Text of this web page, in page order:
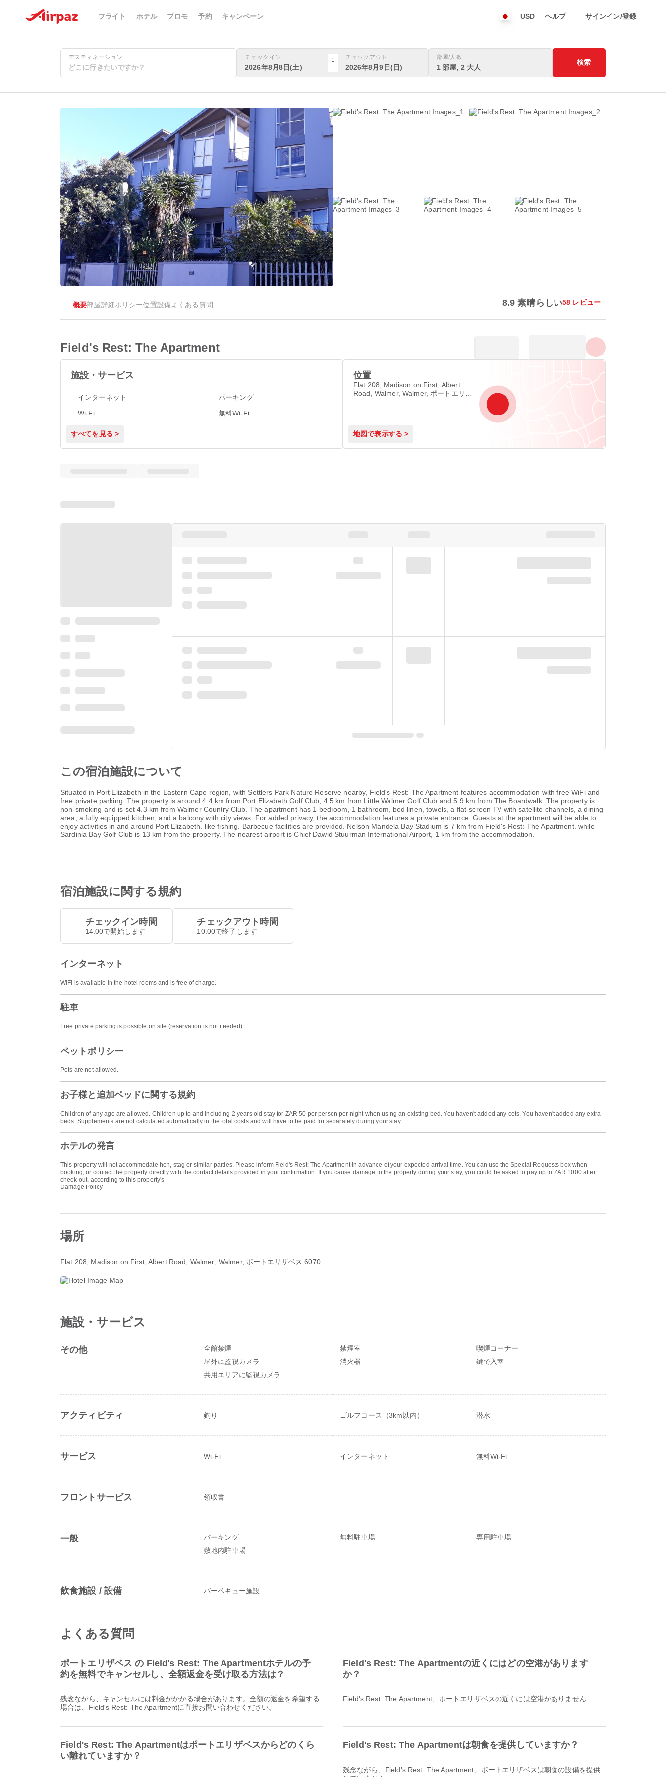
フライト ホテル プロモ 予約 キャンペーン USD ヘルプ サインイン/登録
デスティネーション チェックイン
2026年8月8日(土)
1 チェックアウト
2026年8月9日(日)
部屋/人数
1 部屋, 2 大人
検索
概要部屋詳細ポリシー位置設備よくある質問 8.9 素晴らしい58 レビュー
Field's Rest: The Apartment
施設・サービス
インターネット
パーキング
Wi-Fi
無料Wi-Fi
すべてを見る >
位置
Flat 208, Madison on First, Albert
Road, Walmer, Walmer, ポートエリザ
地図で表示する >
この宿泊施設について
Situated in Port Elizabeth in the Eastern Cape region, with Settlers Park Nature Reserve nearby, Field's Rest: The Apartment features accommodation with free WiFi and
free private parking. The property is around 4.4 km from Port Elizabeth Golf Club, 4.5 km from Little Walmer Golf Club and 5.9 km from The Boardwalk. The property is
non-smoking and is set 4.3 km from Walmer Country Club. The apartment has 1 bedroom, 1 bathroom, bed linen, towels, a flat-screen TV with satellite channels, a dining
area, a fully equipped kitchen, and a balcony with city views. For added privacy, the accommodation features a private entrance. Guests at the apartment will be able to
enjoy activities in and around Port Elizabeth, like fishing. Barbecue facilities are provided. Nelson Mandela Bay Stadium is 7 km from Field's Rest: The Apartment, while
Sardinia Bay Golf Club is 13 km from the property. The nearest airport is Chief Dawid Stuurman International Airport, 1 km from the accommodation.
宿泊施設に関する規約
チェックイン時間
14.00で開始します
チェックアウト時間
10.00で終了します
インターネット
WiFi is available in the hotel rooms and is free of charge.
駐車
Free private parking is possible on site (reservation is not needed).
ペットポリシー
Pets are not allowed.
お子様と追加ベッドに関する規約
Children of any age are allowed. Children up to and including 2 years old stay for ZAR 50 per person per night when using an existing bed. You haven't added any cots. You haven't added any extra
beds. Supplements are not calculated automatically in the total costs and will have to be paid for separately during your stay.
ホテルの発言
This property will not accommodate hen, stag or similar parties. Please inform Field's Rest: The Apartment in advance of your expected arrival time. You can use the Special Requests box when
booking, or contact the property directly with the contact details provided in your confirmation. If you cause damage to the property during your stay, you could be asked to pay up to ZAR 1000 after
check-out, according to this property's
Damage Policy
.
場所
Flat 208, Madison on First, Albert Road, Walmer , Walmer, ポートエリザベス 6070
施設・サービス
その他 全館禁煙 禁煙室
喫煙コーナー
屋外に監視カメラ
消火器
鍵で入室
共用エリアに監視カメラ
アクティビティ 釣り ゴルフコース（3km以内） 潜水
サービス Wi-Fi インターネット 無料Wi-Fi
フロントサービス 領収書
一般 パーキング 無料駐車場
専用駐車場
敷地内駐車場
飲食施設 / 設備 バーベキュー施設
よくある質問
ポートエリザベス の Field's Rest: The Apartmentホテルの予
約を無料でキャンセルし、全額返金を受け取る方法は？
残念ながら、キャンセルには料金がかかる場合があります。全額の返金を希望する
場合は、Field's Rest: The Apartmentに直接お問い合わせください。
Field's Rest: The Apartmentの近くにはどの空港があります
か？
Field's Rest: The Apartment、ポートエリザベスの近くには空港がありません
Field's Rest: The Apartmentはポートエリザベスからどのくら
い離れていますか？
Field's Rest: The Apartmentは朝食を提供していますか？
残念ながら、Field's Rest: The Apartment、ポートエリザベスは朝食の設備を提供